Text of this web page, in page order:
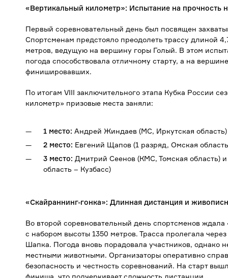
«Вертикальный километр»: Испытание на прочность
Первый соревновательный день был посвящен
Спортсменам предстояло преодолеть трассу длиной
метров, ведущую на вершину горы Голый. В этом
погода способствовала отличному старту, а на
финишировавших.
По итогам VIII заключительного этапа Кубка России
километр» призовые места заняли:
1 место: Андрей Жиндаев (МС, Иркутская
2 место: Евгений Щапов (1 разряд, Омская
3 место: Дмитрий Сеенов (КМС, Томская область)
область – Кузбасс)
«Скайраннинг-гонка»: Длинная дистанция и
Во второй соревновательный день спортсменов
с набором высоты 1350 метров. Трасса пролегала
Шапка. Погода вновь порадовала участников, однако
местными животными. Организаторы оперативно
безопасность и честность соревнований. На старт
финиша, что подчеркивает сложность дистанции.